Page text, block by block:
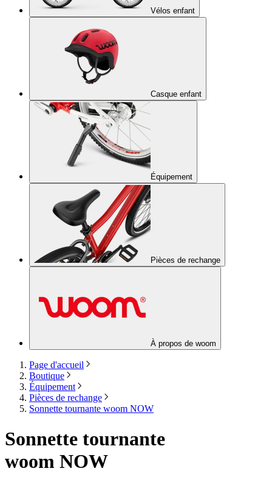
Vélos enfant
Casque enfant
Équipement
Pièces de rechange
À propos de woom
Page d'accueil
Boutique
Équipement
Pièces de rechange
Sonnette tournante woom NOW
Sonnette tournante
woom NOW